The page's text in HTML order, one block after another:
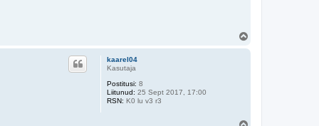
kaarel04
Kasutaja
Postitusi: 8
Liitunud: 25 Sept 2017, 17:00
RSN: K0 lu v3 r3